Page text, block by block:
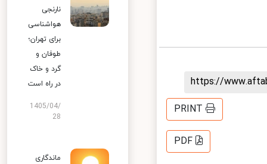
https://
PRINT
PDF
نارنجی
هواشناسی
برای تهران؛
طوفان و
گرد و خاک
در راه است
1405/04/
28
ماندگاری